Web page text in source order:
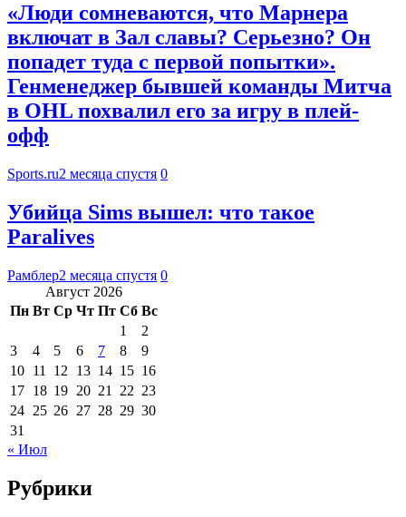
«Люди сомневаются, что Марнера
включат в Зал славы? Серьезно? Он
попадет туда с первой попытки».
Генменеджер бывшей команды Митча
в OHL похвалил его за игру в плей-
офф
Sports.ru2 месяца спустя 0
Убийца Sims вышел: что такое
Paralives
Рамблер2 месяца спустя 0
Август 2026
Пн Вт Ср Чт Пт Сб Вс
1
2
3
4 5 6 7 8
9
10 11 12 13 14 15 16
17 18 19 20 21 22 23
24 25 26 27 28 29 30
31
« Июл
Рубрики